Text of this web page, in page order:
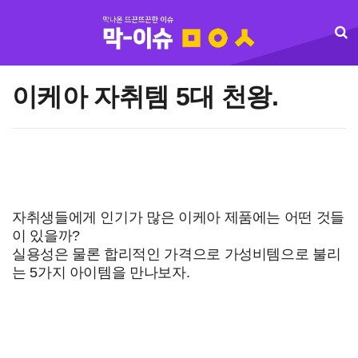
이케아 자취템 5대 천왕.
자취생들에게 인기가 많은 이케아 제품에는 어떤 것들
이 있을까?
실용성은 물론 합리적인 가격으로 가성비템으로 불리
는 5가지 아이템을 만나보자.